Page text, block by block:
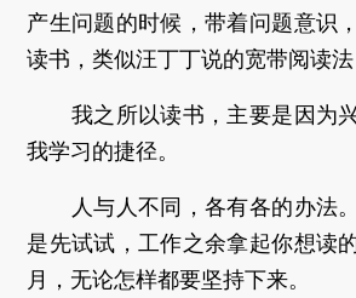
产生问题的时候，带着问题意识
读书，类似汪丁丁说的宽带阅读法
我之所以读书，主要是因为
我学习的捷径。
人与人不同，各有各的办法。
是先试试，工作之余拿起你想读
月，无论怎样都要坚持下来。